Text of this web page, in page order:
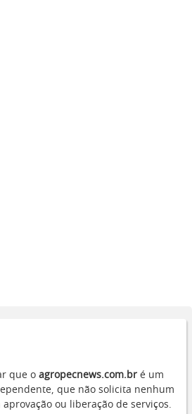
que o agropecnews.com.br é um
que não solicita nenhum
ou liberação de serviços.